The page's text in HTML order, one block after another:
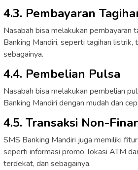
4.3. Pembayaran
Nasabah bisa melakukan pembayaran
Banking Mandiri, seperti tagihan listrik,
sebagainya.
4.4. Pembelian Pulsa
Nasabah bisa melakukan pembelian
Banking Mandiri dengan mudah dan
4.5. Transaksi Non-
SMS Banking Mandiri juga memiliki
seperti informasi promo, lokasi ATM
terdekat, dan sebagainya.